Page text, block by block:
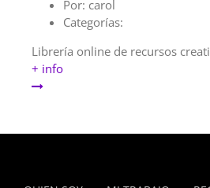
Por: carol
Categorías:
Librería online de recursos
+ info